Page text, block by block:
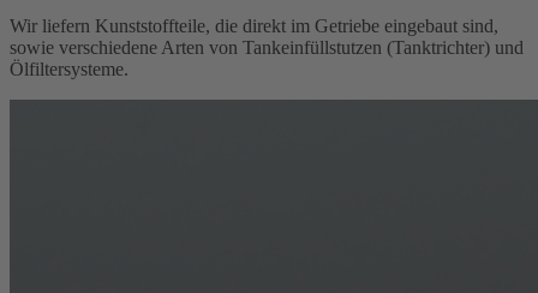
Wir liefern Kunststoffteile, die direkt im Getriebe eingebaut sind,
sowie verschiedene Arten von Tankeinfüllstutzen (Tanktrichter) und
Ölfiltersysteme.